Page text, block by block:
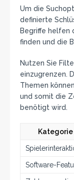
Um die
definierte
Begriffe helfen
finden und die
Nutzen Sie
einzugrenzen.
Themen
und somit die
benötigt wird.
Kategorie
Software-